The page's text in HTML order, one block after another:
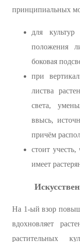
принципиальных
для культур
положения
боковая
при
листва
света,
ввысь,
причём
стоит
имеет
На 1-ый взор
вдохновляет
растительных